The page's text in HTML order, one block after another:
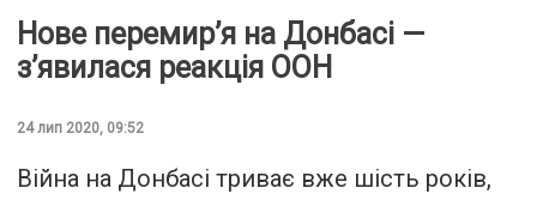
Нове перемир’я на Донбасі —
з’явилася реакція ООН
24 лип 2020, 09:52
Війна на Донбасі триває вже шість років,